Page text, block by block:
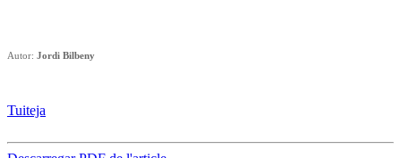
Autor: Jordi Bilbeny
Tuiteja